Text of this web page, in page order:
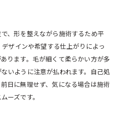
、形を整えながら施術するため平
ザインや希望する仕上がりによっ
ります。毛が細くて柔らかい方が多
いように注意が払われます。自己処
日に無理せず、気になる場合は施術
ーズです。